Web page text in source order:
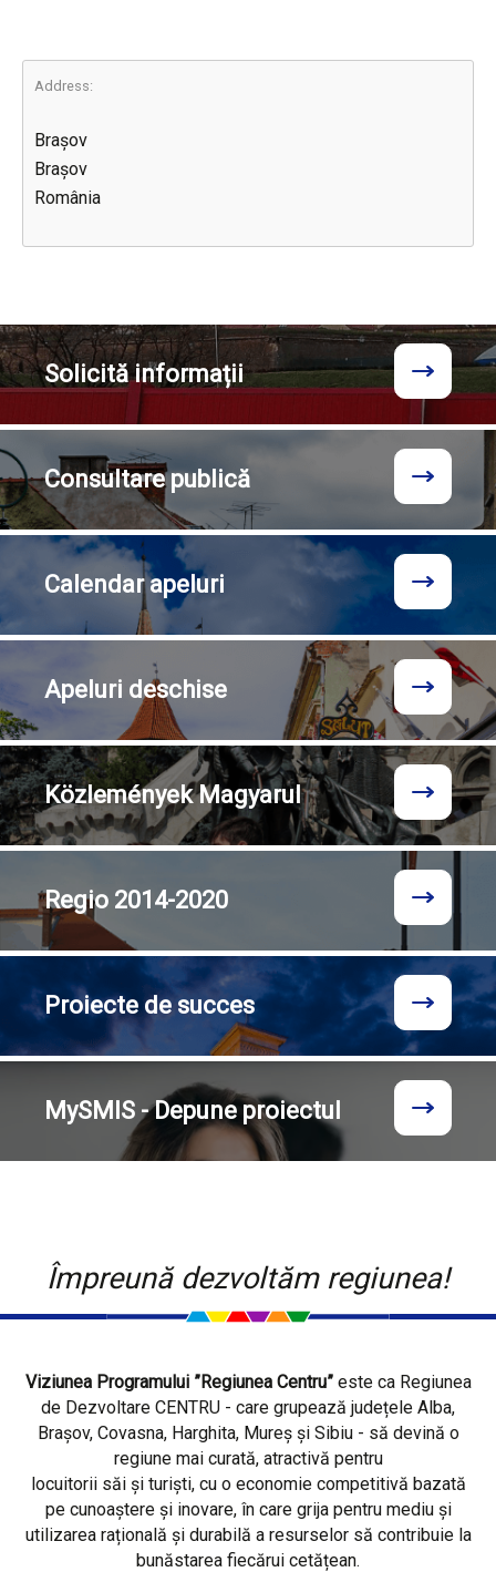
Address:
Brașov
Brașov
România
Solicităinformații
Consultarepublică
Calendarapeluri
Apeluri deschise
KözleményekMagyarul
Regio 2014-2020
Proiecte de succes
MySMIS - Depune proiectul
Împreună dezvoltăm regiunea!
Viziunea Programului ”Regiunea Centru”este ca Regiunea
de Dezvoltare CENTRU - care grupează județele Alba,
Brașov, Covasna, Harghita, Mureș și Sibiu - să devină o
regiune mai curată, atractivă pentru
locuitorii săi și turiști, cu o economie competitivă bazată
pe cunoaștere și inovare, în care grija pentru mediu și
utilizarea rațională și durabilă a resurselor să contribuie la
bunăstarea fiecărui cetățean.